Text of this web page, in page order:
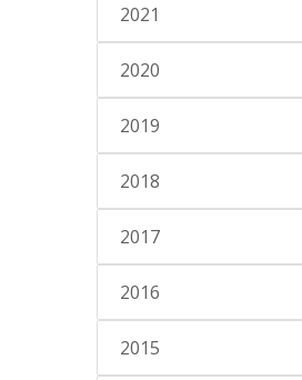
2021
2020
2019
2018
2017
2016
2015